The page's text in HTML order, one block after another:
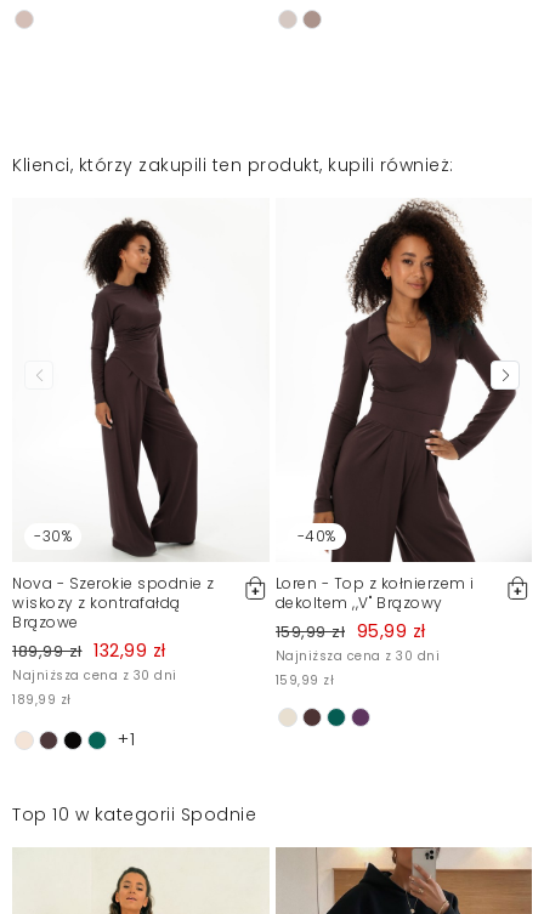
Klienci, którzy zakupili ten produkt, kupili również:
-30%
Nova - Szerokie spodnie z
wiskozy z kontrafałdą
Brązowe
189,99 zł 132,99 zł
Najniższa cena z 30 dni
189,99 zł
+1
-40%
Loren - Top z kołnierzem i
dekoltem ,,V'' Brązowy
159,99 zł 95,99 zł
Najniższa cena z 30 dni
159,99 zł
Top 10 w kategorii Spodnie